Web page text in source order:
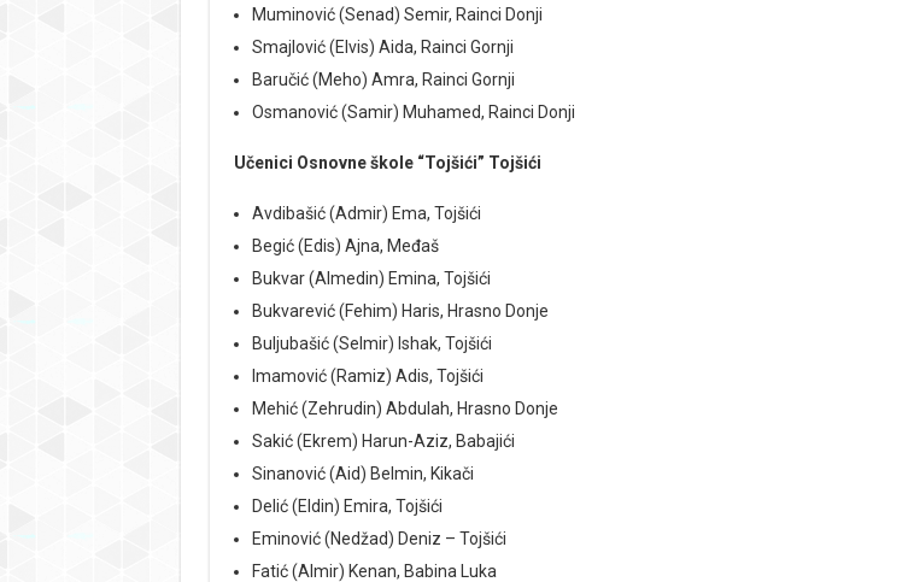
Muminović (Senad) Semir, Rainci Donji
Smajlović (Elvis) Aida, Rainci Gornji
Baručić (Meho) Amra, Rainci Gornji
Osmanović (Samir) Muhamed, Rainci Donji
Učenici Osnovne škole “Tojšići” Tojšići
Avdibašić (Admir) Ema, Tojšići
Begić (Edis) Ajna, Međaš
Bukvar (Almedin) Emina, Tojšići
Bukvarević (Fehim) Haris, Hrasno Donje
Buljubašić (Selmir) Ishak, Tojšići
Imamović (Ramiz) Adis, Tojšići
Mehić (Zehrudin) Abdulah, Hrasno Donje
Sakić (Ekrem) Harun-Aziz, Babajići
Sinanović (Aid) Belmin, Kikači
Delić (Eldin) Emira, Tojšići
Eminović (Nedžad) Deniz – Tojšići
Fatić (Almir) Kenan, Babina Luka